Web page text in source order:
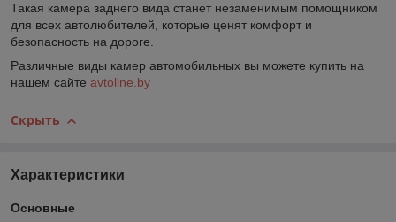
Такая камера заднего вида станет незаменимым помощником
для всех автолюбителей, которые ценят комфорт и
безопасность на дороге.
Различные виды камер автомобильных вы можете купить на
нашем сайте avtoline.by
Скрыть
Характеристики
Основные